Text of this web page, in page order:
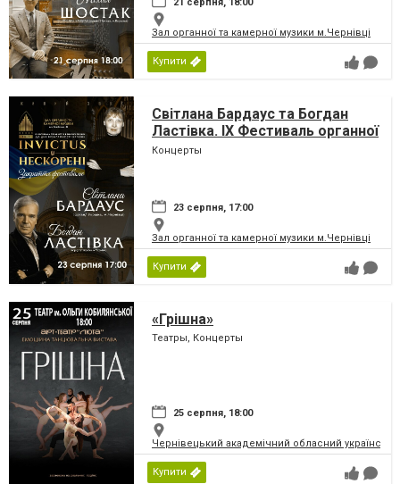
Зал органної та камерної музики м.Чернівці
Купити
Світлана Бардаус та Богдан
Ластівка. IX Фестиваль органної
та камерної музики до дня
Концерты
23 серпня, 17:00
Зал органної та камерної музики м.Чернівці
Купити
«Грішна»
Театры, Концерты
25 серпня, 18:00
Чернівецький академічний обласний
Купити